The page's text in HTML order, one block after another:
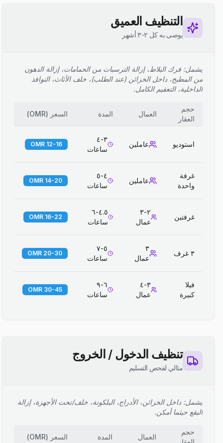
التنظيف العميق
يوصى به كل ٢-٣ أشهر
يشمل: فرك البلاط، إزالة الترسبات من الحمامات، إزالة الدهون
من المطبخ، داخل الخزائن (عند الطلب)، خلف الأثاث، النوافذ
الداخلية، التعقيم الكامل.
حجم
العقار
العمال المدة السعر (
OMR
)
استوديو عاملين
٣-٤
ساعات
12-16 OMR
غرفة
واحدة
عاملين
٤-٥
ساعات
14-20 OMR
غرفتين
٢-٣
عمال
٤.٥-٦
ساعات
16-22 OMR
٣ غرف
٣
عمال
٥-٧
ساعات
20-30 OMR
فيلا
كبيرة
٣-٤
عمال
٦-٩
ساعات
30-45 OMR
تنظيف الدخول / الخروج
مثالي لفحص التسليم
يشمل: داخل الخزائن، الأدراج، البلكونة، خلف/تحت الأجهزة، إزالة
البقع حيثما أمكن.
حجم
العمال المدة السعر (
OMR
)